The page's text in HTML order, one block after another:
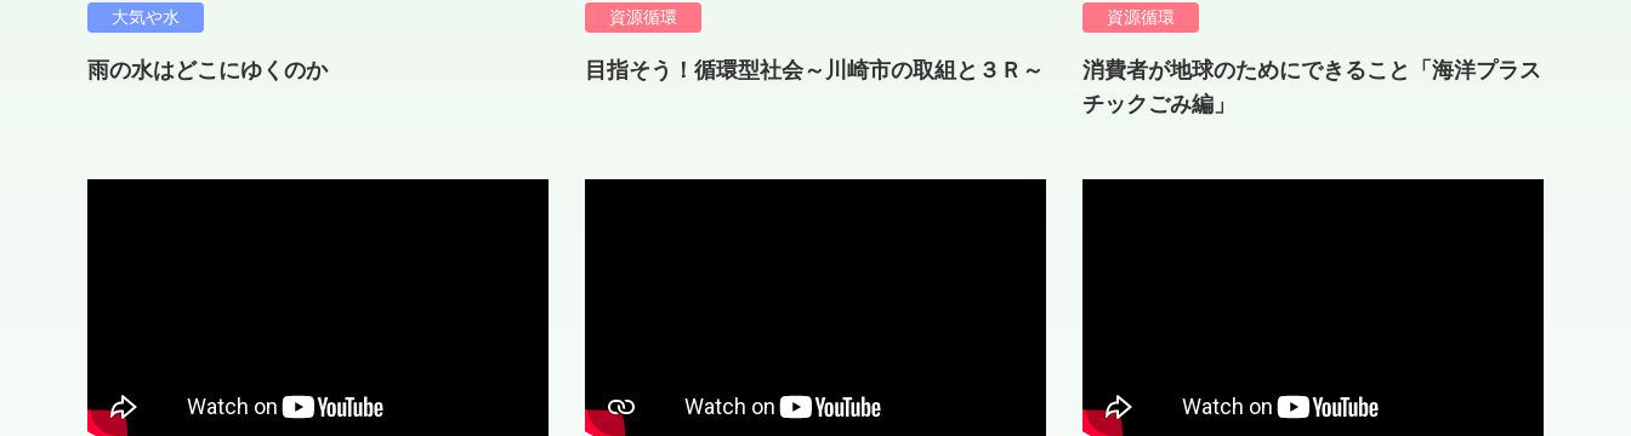
大気や水
雨の水はどこにゆくのか
資源循環
目指そう！循環型社会～川崎市の取組と３Ｒ～
資源循環
消費者が地球のためにできること「海洋プラス
チックごみ編」